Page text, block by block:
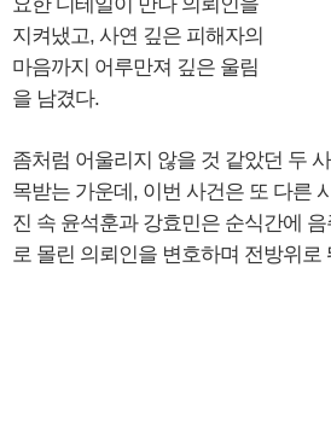
지켜냈고, 사연 깊은 피해자의
마음까지 어루만져 깊은 울림
을 남겼다.
좀처럼 어울리지 않을 것 같았던 두
목받는 가운데, 이번 사건은 또 다른
진 속 윤석훈과 강효민은 순식간에
로 몰린 의뢰인을 변호하며 전방위로